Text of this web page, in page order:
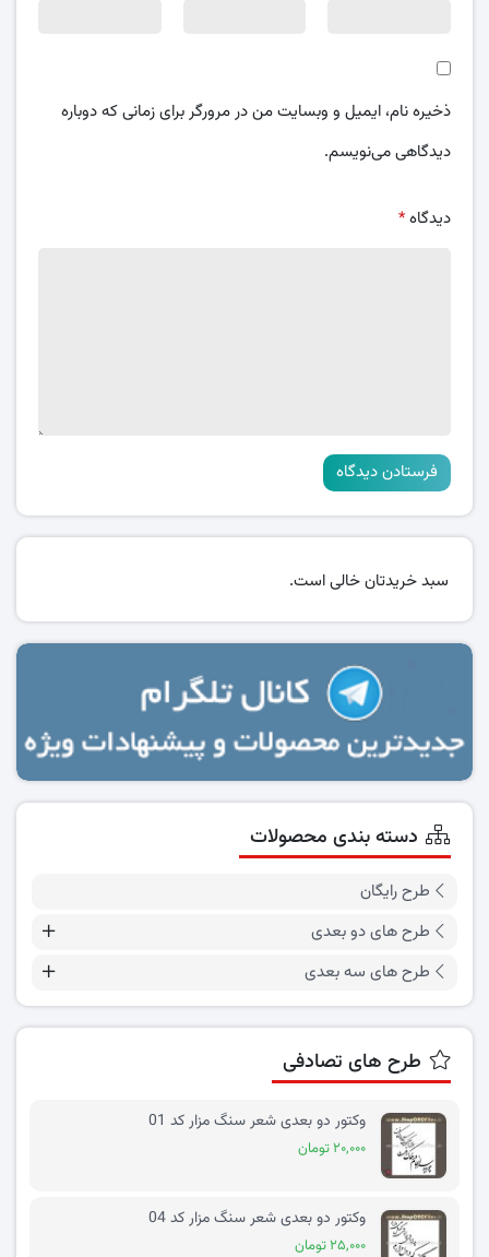
ذخیره نام، ایمیل و وبسایت من در مرورگر برای زمانی که دوباره
دیدگاهی می‌نویسم.
دیدگاه*
سبد خریدتان خالی است.
دسته بندی محصولات
طرح رایگان
طرح های دو بعدی
طرح های سه بعدی
طرح های تصادفی
وکتور دو بعدی شعر سنگ مزار کد 01
۲۰,۰۰۰ تومان
وکتور دو بعدی شعر سنگ مزار کد 04
۲۵,۰۰۰ تومان